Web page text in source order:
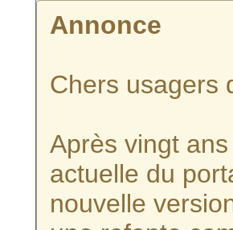
Annonce
Chers usagers
Après vingt
actuelle du
nouvelle